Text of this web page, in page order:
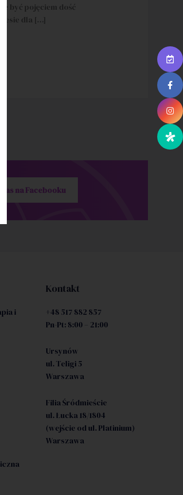
być pojęciem dość
dla […]
nas na Facebooku
i
Kontakt
+48 517 882 857
Pn-Pt: 8:00 – 21:00
Ursynów
ul. Teligi 5
Warszawa
Filia Śródmieście
ul. Łucka 18/1804
(wejście od ul. Platinium)
Warszawa